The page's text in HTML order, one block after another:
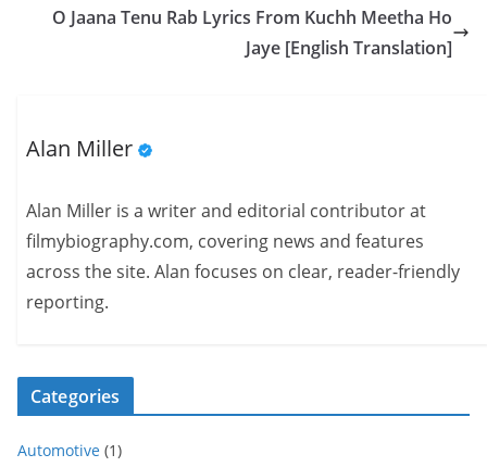
O Jaana Tenu Rab Lyrics From Kuchh Meetha Ho
Jaye [English Translation]
Alan Miller
Alan Miller is a writer and editorial contributor at
filmybiography.com, covering news and features
across the site. Alan focuses on clear, reader-friendly
reporting.
Categories
Automotive (1)